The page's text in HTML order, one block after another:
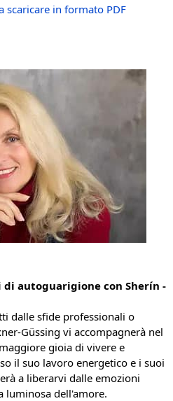
scaricare in formato PDF
autoguarigione con Sherín -
dalle sfide professionali o
Güssing vi accompagnerà nel
gioia di vivere e
il suo lavoro energetico e i suoi
a liberarvi dalle emozioni
luminosa dell'amore.